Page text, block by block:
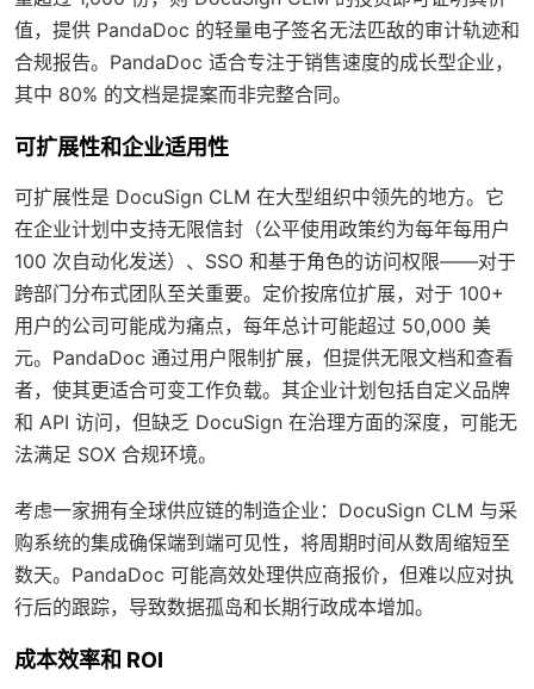
值，提供 PandaDoc 的轻量电子签名无法匹敌的审计轨迹和
合规报告。PandaDoc 适合专注于销售速度的成长型企业，
其中 80% 的文档是提案而非完整合同。
可扩展性和企业适用性
可扩展性是 DocuSign CLM 在大型组织中领先的地方。它
在企业计划中支持无限信封（公平使用政策约为每年每用户
100 次自动化发送）、SSO 和基于角色的访问权限——对于
跨部门分布式团队至关重要。定价按席位扩展，对于 100+
用户的公司可能成为痛点，每年总计可能超过 50,000 美
元。PandaDoc 通过用户限制扩展，但提供无限文档和查看
者，使其更适合可变工作负载。其企业计划包括自定义品牌
和 API 访问，但缺乏 DocuSign 在治理方面的深度，可能无
法满足 SOX 合规环境。
考虑一家拥有全球供应链的制造企业：DocuSign CLM 与采
购系统的集成确保端到端可见性，将周期时间从数周缩短至
数天。PandaDoc 可能高效处理供应商报价，但难以应对执
行后的跟踪，导致数据孤岛和长期行政成本增加。
成本效率和 ROI